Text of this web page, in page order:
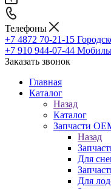
Телефоны
+7 4872 70-21-15
+7 910 944-07-44
Заказать звонок
Главная
Каталог
Назад
Каталог
Запчасти
Назад
Для
Для